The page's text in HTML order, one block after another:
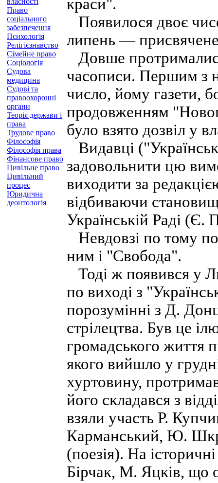
Право
соціального
забезпечення
Психологія
Релігієзнавство
Сімейне право
Соціологія
Судова
медицина
Судові та
правоохоронні
органи
Теорія держави і
права
Трудове право
Філософія
Філософія права
Фінансове право
Цивільне право
Цивільний
процес
Юридична
деонтологія
краси".
Появилося двоє
липень — присвячене
Довше
часописи. Першим з
число, йому газети,
продовженням
було взято дозвіл у
Видавці
задовольнити цю
виходити за
відбиваючи
Українській Раді (Є.
Невдовзі по тому
ним і "Свобода".
Тоді ж появився у
по виході з
порозумінні з Д.
стрілецтва. Був це
громадського життя
якого вийшло у
хуртовину,
його складався з
взяли участь Р.
Карманський, Ю.
(поезія). На
Бірчак, М. Яцків, що